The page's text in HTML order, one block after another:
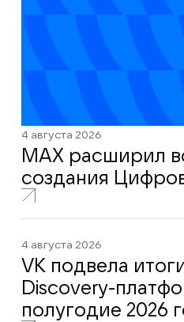
4 августа 2026
MAX расширил
создания
4 августа 2026
VK подвела
Discovery-
полугодие 2026